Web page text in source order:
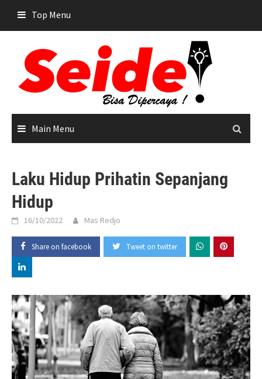
content
Top Menu
Main Menu
Laku Hidup Prihatin Sepanjang
Hidup
16/10/2022 Mas Redjo
Share on facebook Tweet on twitter